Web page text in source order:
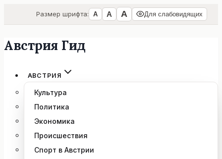
Размер шрифта: А А А Для слабовидящих
Перейти
содержимому
Австрия Гид
АВСТРИЯ
Культура
Политика
Экономика
Происшествия
Спорт в Австрии